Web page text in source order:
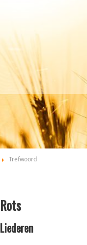
Trefwoord
Rots
Liederen